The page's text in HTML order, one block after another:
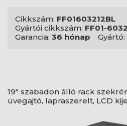
Cikkszám: FF01603212BL
Gyártói cikkszám: FF01-
Garancia: 36 hónap Gyártó:
19" szabadon álló rack
üvegajtó, lapraszerelt, LCD